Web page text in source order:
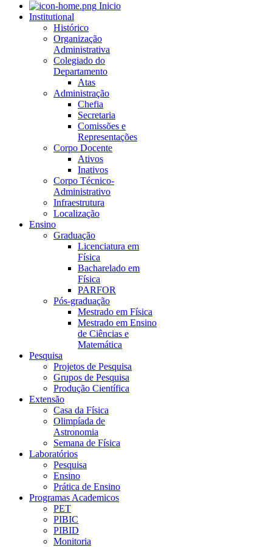
Inicio
Institutional
Histórico
Organização
Administrativa
Colegiado do
Departamento
Atas
Administração
Chefia
Secretaria
Comissões e
Representações
Corpo Docente
Ativos
Inativos
Corpo Técnico-
Administrativo
Infraestrutura
Localização
Ensino
Graduação
Licenciatura em
Física
Bacharelado em
Física
PARFOR
Pós-graduação
Mestrado em Física
Mestrado em Ensino
de Ciências e
Matemática
Pesquisa
Projetos de Pesquisa
Grupos de Pesquisa
Produção Científica
Extensão
Casa da Física
Olimpíada de
Astronomia
Semana de Física
Laboratórios
Pesquisa
Ensino
Prática de Ensino
Programas Academicos
PET
PIBIC
PIBID
Monitoria